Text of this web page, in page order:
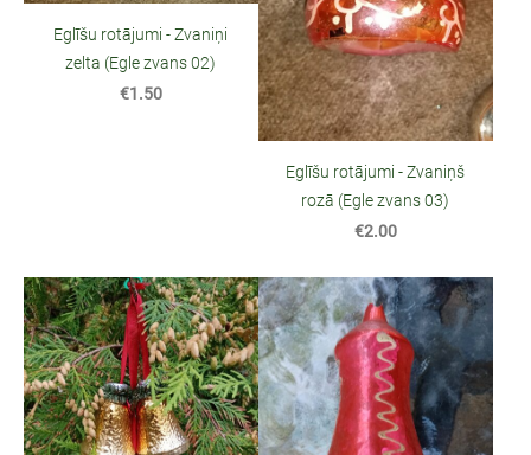
Eglīšu rotājumi - Zvaniņi
zelta (Egle zvans 02)
€1.50
Eglīšu rotājumi - Zvaniņš
rozā (Egle zvans 03)
€2.00